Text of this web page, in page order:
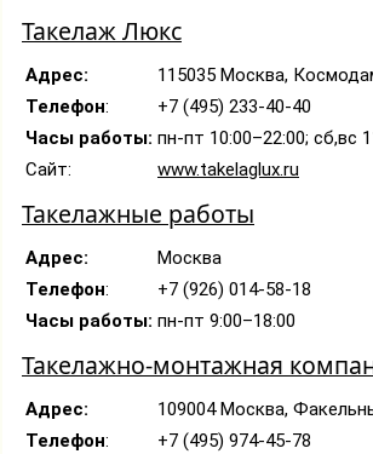
Такелаж Люкс
Адрес:
115035 Москва,
Телефон:
+7 (495) 233-40-40
Часы работы: пн-пт 10:00–22:00; сб,вс
Сайт:
www.takelaglux.ru
Такелажные работы
Адрес:
Москва
Телефон:
+7 (926) 014-58-18
Часы работы: пн-пт 9:00–18:00
Такелажно-монтажная
Адрес:
109004 Москва,
Телефон: +7 (495) 974-45-78